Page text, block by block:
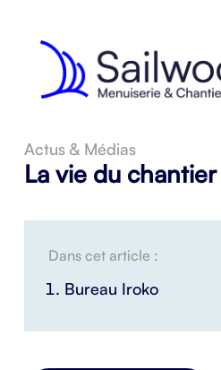
Actus & Médias
La vie du chantier
Dans cet article :
Bureau Iroko